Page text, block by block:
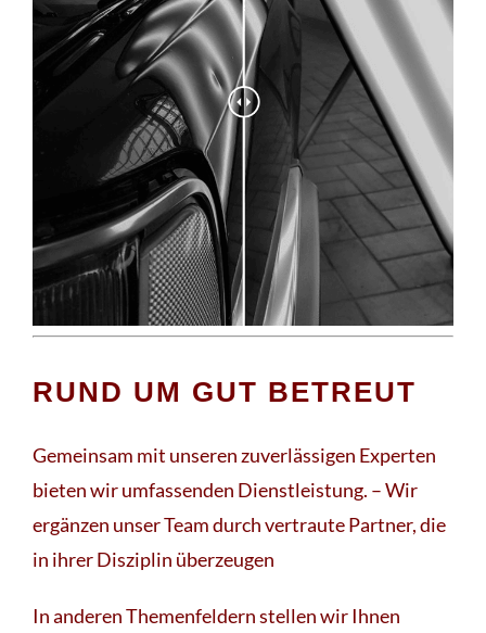
RUND UM GUT BETREUT
Gemeinsam mit unseren zuverlässigen Experten
bieten wir umfassenden Dienstleistung. – Wir
ergänzen unser Team durch vertraute Partner, die
in ihrer Disziplin überzeugen
In anderen Themenfeldern stellen wir Ihnen